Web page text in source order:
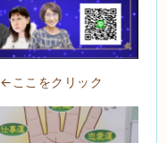
←ここをクリック